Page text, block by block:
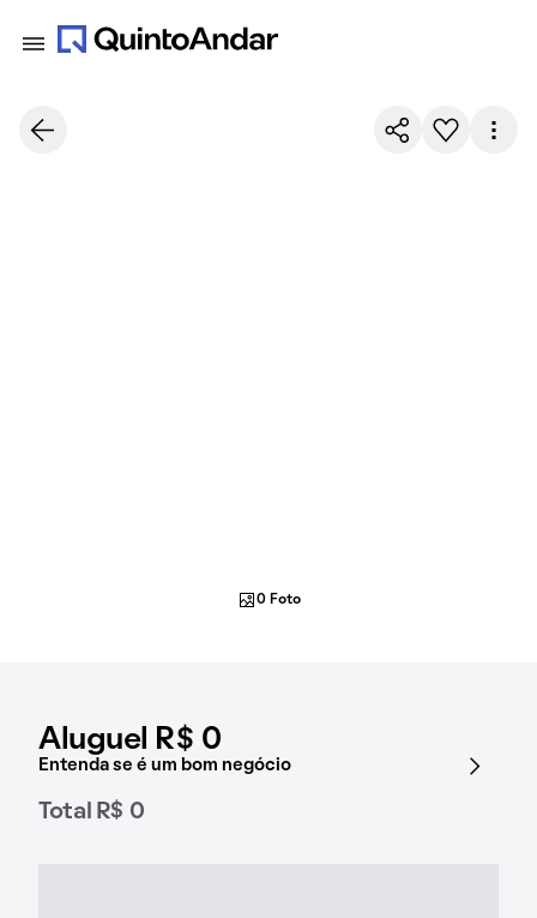
Aluguel R$ 0
Entenda se é um bom negócio
Total R$ 0
0 Foto